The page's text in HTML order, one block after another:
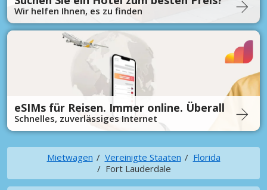
Wir helfen Ihnen, es zu finden
eSIMs für Reisen. Immer online. Überall
Schnelles, zuverlässiges Internet
Mietwagen Vereinigte Staaten
Florida
Fort Lauderdale